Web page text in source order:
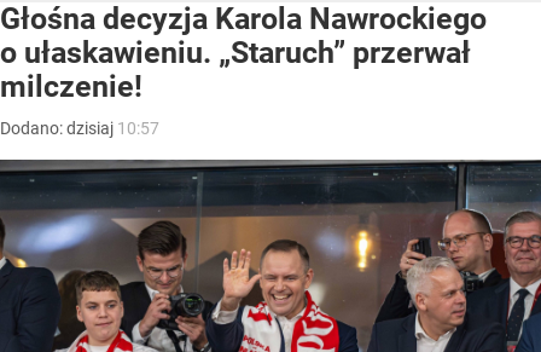
Głośna decyzja Karola Nawrockiego
o ułaskawieniu. „Staruch” przerwał
milczenie!
Dodano:dzisiaj 10:57